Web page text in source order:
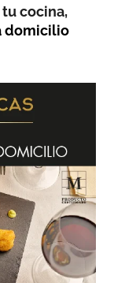
cocina,
domicilio